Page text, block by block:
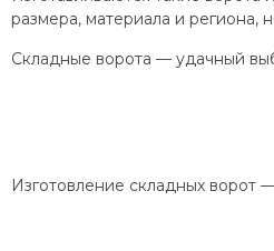
размера, материала и
Складные ворота — удачный
Изготовление складных ворот